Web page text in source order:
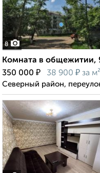
8
Комната в общежитии,
350 000 ₽ 38 900 ₽ за м²
Северный район,